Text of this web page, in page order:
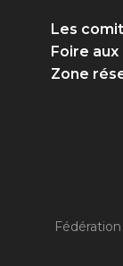
Les
Foire
Zone